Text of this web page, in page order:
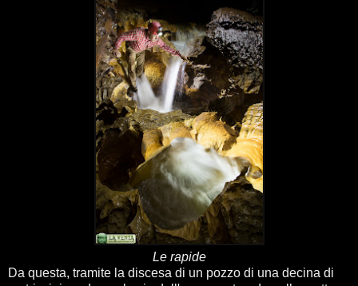
Le rapide
Da questa, tramite la discesa di un pozzo di una decina di